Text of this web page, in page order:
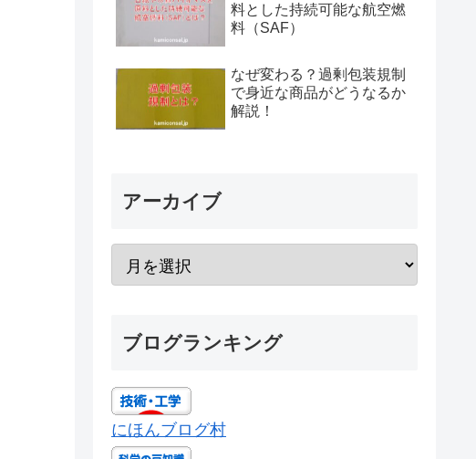
料とした持続可能な航空燃
料（SAF）
なぜ変わる？過剰包装規制
で身近な商品がどうなるか
解説！
アーカイブ
ブログランキング
にほんブログ村